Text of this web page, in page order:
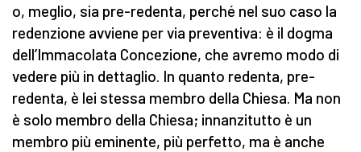
o, meglio, sia pre-redenta, perché nel suo caso la
redenzione avviene per via preventiva: è il dogma
dell’Immacolata Concezione, che avremo modo di
vedere più in dettaglio. In quanto redenta, pre-
redenta, è lei stessa membro della Chiesa. Ma non
è solo membro della Chiesa; innanzitutto è un
membro più eminente, più perfetto, ma è anche